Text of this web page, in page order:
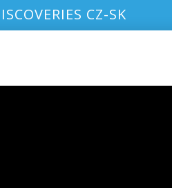
CZ-SK